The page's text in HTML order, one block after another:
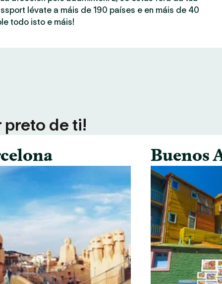
lévate a máis de 190 países e en máis de 40
todo isto e máis!
preto de ti!
Buenos